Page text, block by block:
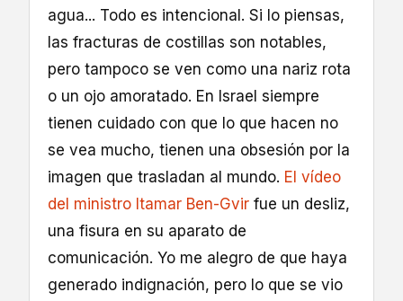
agua... Todo es intencional. Si lo piensas,
las fracturas de costillas son notables,
pero tampoco se ven como una nariz rota
o un ojo amoratado. En Israel siempre
tienen cuidado con que lo que hacen no
se vea mucho, tienen una obsesión por la
imagen que trasladan al mundo. El vídeo
del ministro Itamar Ben-Gvir fue un desliz,
una fisura en su aparato de
comunicación. Yo me alegro de que haya
generado indignación, pero lo que se vio